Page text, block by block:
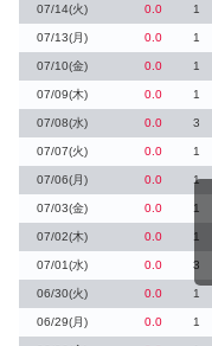
07/14(火)
0.0 1
07/13(月) 0.0 1
07/10(金) 0.0 1
07/09(木) 0.0 1
07/08(水) 0.0 3
07/07(火) 0.0 1
07/06(月) 0.0 1
07/03(金) 0.0 1
07/02(木) 0.0 1
07/01(水) 0.0 3
06/30(火) 0.0 1
06/29(月) 0.0 1